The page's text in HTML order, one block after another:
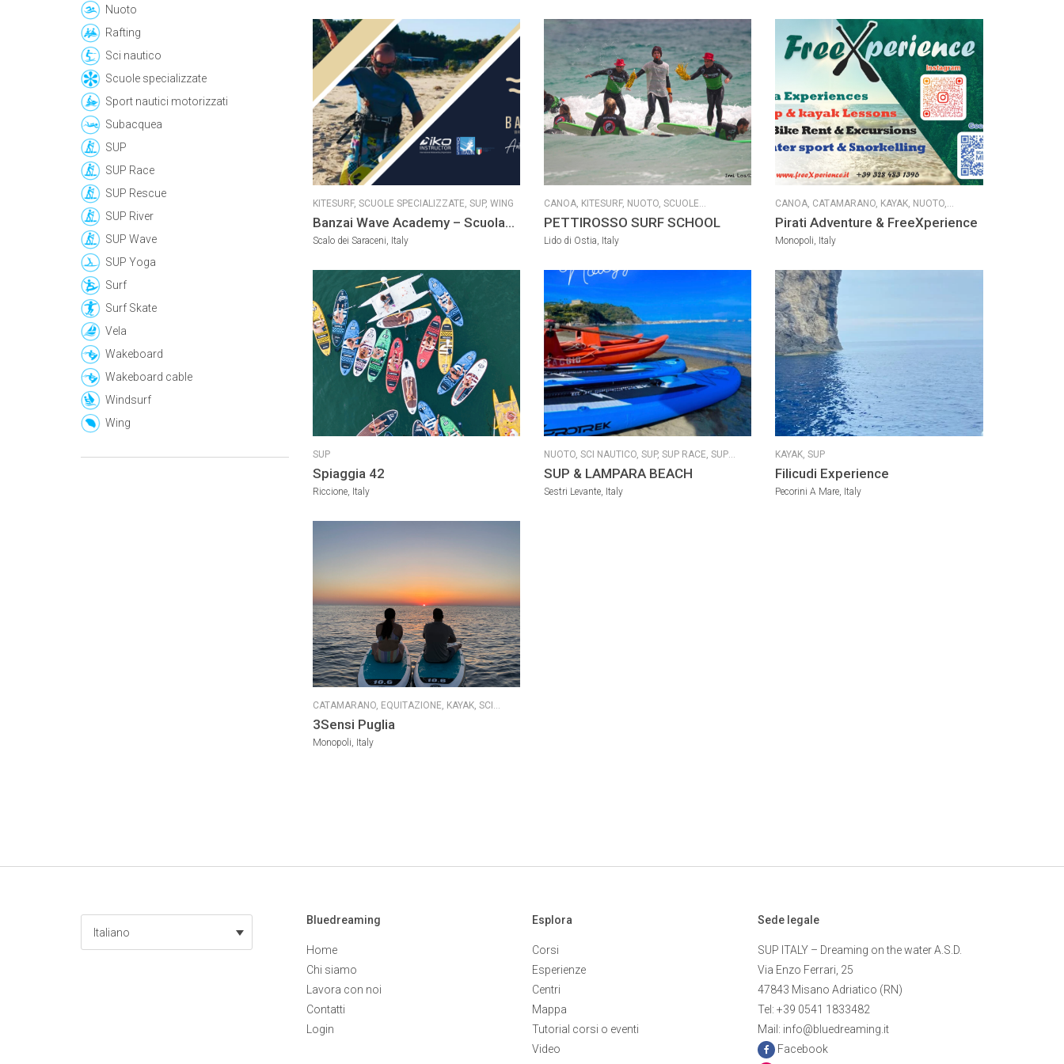
Nuoto
Rafting
Sci nautico
Scuole specializzate
Sport nautici motorizzati
Subacquea
SUP
SUP Race
SUP Rescue
SUP River
SUP Wave
SUP Yoga
Surf
Surf Skate
Vela
Wakeboard
Wakeboard cable
Windsurf
Wing
KITESURF, SCUOLE SPECIALIZZATE, SUP, WING
Banzai Wave Academy – Scuola
Kitesurf & Sup
Scalo dei Saraceni, Italy
CANOA, KITESURF, NUOTO, SCUOLE
SPECIALIZZATE,SPORT NAUTICI
MOTORIZZATI, SUP, SUP YOGA,SURF,
WINDSURF
PETTIROSSO SURF SCHOOL
Lido di Ostia, Italy
CANOA, CATAMARANO, KAYAK, NUOTO,
SCUOLE SPECIALIZZATE, SUP, SUP RACE,
RESCUE, SUP WAVE, SUP YOGA,SURF,
WINDSURF
Pirati Adventure & FreeXperience
Monopoli, Italy
SUP
Spiaggia 42
Riccione, Italy
NUOTO, SCI NAUTICO, SUP, SUP RACE, SUP
RESCUE, SUP YOGA
SUP & LAMPARA BEACH
Sestri Levante, Italy
KAYAK,SUP
Filicudi Experience
Pecorini A Mare, Italy
CATAMARANO, EQUITAZIONE, KAYAK, SCI
NAUTICO, SPORT NAUTICI MOTORIZZATI,
SUP YOGA,
WAKEBOARD,
3Sensi Puglia
Monopoli, Italy
Italiano
Bluedreaming
Home
Chi siamo
Lavora con noi
Contatti
Login
Esplora
Corsi
Esperienze
Centri
Mappa
Tutorial corsi o eventi
Video
Sede legale
SUP ITALY – Dreaming on the water A.S.D.
Via Enzo Ferrari, 25
47843 Misano Adriatico (RN)
Tel: +39 0541 1833482
Mail: info@bluedreaming.it
Facebook